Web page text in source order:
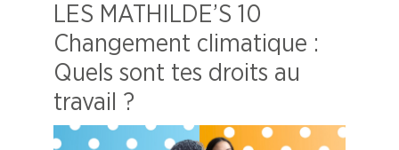
LES MATHILDE’S 10
Changement climatique :
Quels sont tes droits au
travail ?